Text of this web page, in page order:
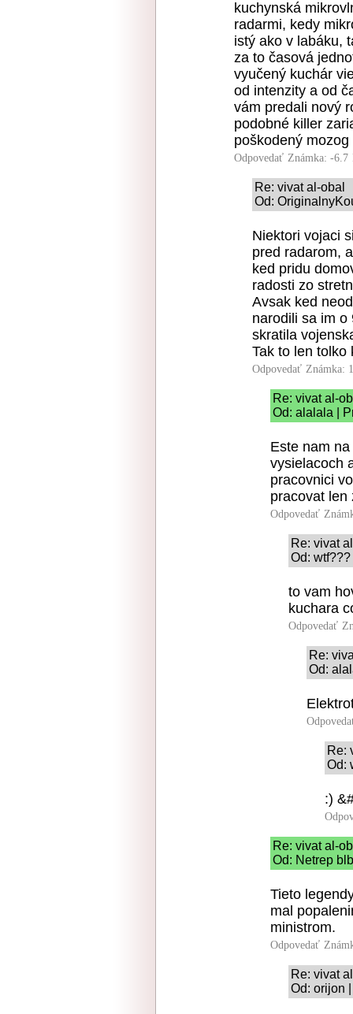
kuchynská
radarmi, kedy
istý ako v labáku,
za to časová
vyučený kuchár
od intenzity a od
vám predali nový
podobné killer
poškodený
Odpovedať Známka: -6.7
Re: vivat al-obal
Od:
Niektori vojaci
pred radarom,
ked pridu
radosti zo
Avsak ked
narodili sa im o
skratila
Tak to len tolko
Odpovedať Známka:
Re: vivat al-
Od: alalala |
Este nam
vysielacoch
pracovnici
pracovat len
Odpovedať
Re: vivat
Od:
to vam
kuchara
Odpovedať
Re:
Od:
Re:
Od:
:)
Re: vivat al-
Od: Netrep
Tieto
mal
ministrom.
Odpovedať
Re: vivat
Od: orijon